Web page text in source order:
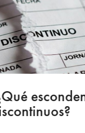
esconden